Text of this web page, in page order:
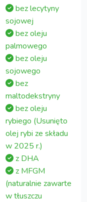
bez lecytyny
sojowej
bez oleju
palmowego
bez oleju
sojowego
bez
maltodekstryny
bez oleju
rybiego (Usunięto
olej rybi ze składu
w 2025 r.)
z DHA
z MFGM
(naturalnie zawarte
w tłuszczu